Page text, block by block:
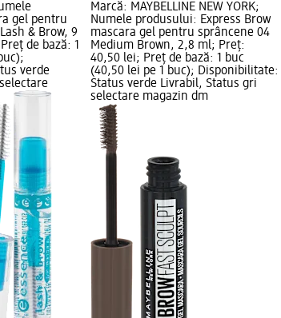
gel pentru
& Brow, 9
de bază: 1
verde
Marcă: MAYBELLINE NEW YORK;
Numele produsului: Express Brow
mascara gel pentru sprâncene 04
Medium Brown, 2,8 ml; Preț:
40,50 lei; Preț de bază: 1 buc
(40,50 lei pe 1 buc); Disponibilitate:
Status verde Livrabil, Status gri
selectare magazin dm